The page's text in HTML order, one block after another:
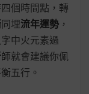
個時間點，轉
同埋流年運勢 ，
中火元素過
師就會建議你佩
五行。